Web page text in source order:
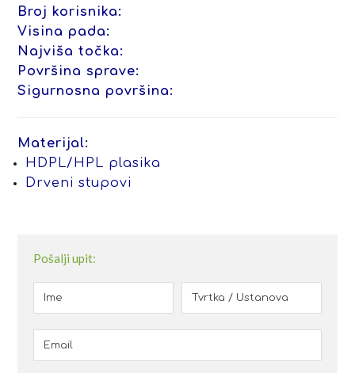
Broj korisnika:
Visina pada:
Najviša točka:
Površina sprave:
Sigurnosna površina:
Materijal:
HDPL/HPL plasika
Drveni stupovi
Pošalji upit: